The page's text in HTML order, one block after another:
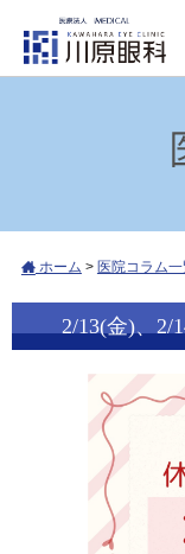
ホーム > 医院コラム
2/13(金)、2/